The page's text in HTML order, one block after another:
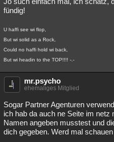
fündig!
U haffi see wi flop,
But wi solid as a Rock,
Could no haffi hold wi back,
But wi headin to the TOP!!!! -.-
mr.psycho
ehemaliges Mitglied
Sogar Partner Agenturen
ich hab da auch ne Seite im netz
Namen angeben musstest und
dich gegeben. Werd mal